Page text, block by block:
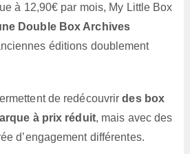
à 12,90€ par mois, My Little Box
Double Box Archives
éditions doublement
de redécouvrirdes box
à prix réduit, mais avec des
d’engagement différentes.